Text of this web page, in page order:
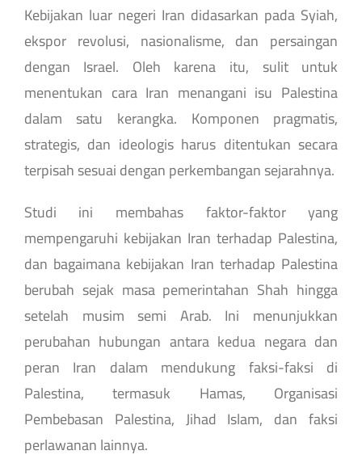
Kebijakan luar negeri Iran didasarkan pada Syiah,
ekspor revolusi, nasionalisme, dan persaingan
dengan Israel. Oleh karena itu, sulit untuk
menentukan cara Iran menangani isu Palestina
dalam satu kerangka. Komponen pragmatis,
strategis, dan ideologis harus ditentukan secara
terpisah sesuai dengan perkembangan sejarahnya.
Studi ini membahas faktor-faktor yang
mempengaruhi kebijakan Iran terhadap Palestina,
dan bagaimana kebijakan Iran terhadap Palestina
berubah sejak masa pemerintahan Shah hingga
setelah musim semi Arab. Ini menunjukkan
perubahan hubungan antara kedua negara dan
peran Iran dalam mendukung faksi-faksi di
Palestina, termasuk Hamas, Organisasi
Pembebasan Palestina, Jihad Islam, dan faksi
perlawanan lainnya.